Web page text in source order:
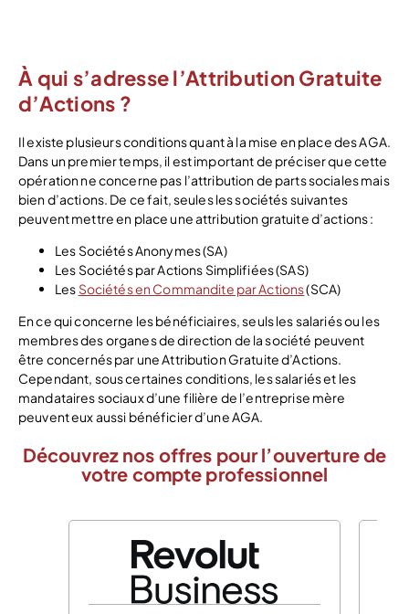
À qui s’adresse l’Attribution Gratuite
d’Actions ?
Il existe plusieurs conditions quant à la mise en place des AGA.
Dans un premier temps, il est important de préciser que cette
opération ne concerne pas l’attribution de parts sociales mais
bien d’actions. De ce fait, seules les sociétés suivantes
peuvent mettre en place une attribution gratuite d’actions :
Les Sociétés Anonymes (SA)
Les Sociétés par Actions Simplifiées (SAS)
Les Sociétés en Commandite par Actions(SCA)
En ce qui concerne les bénéficiaires, seuls les salariés ou les
membres des organes de direction de la société peuvent
être concernés par une Attribution Gratuite d’Actions.
Cependant, sous certaines conditions, les salariés et les
mandataires sociaux d’une filière de l’entreprise mère
peuvent eux aussi bénéficier d’une AGA.
Découvrez nos offres pour l’ouverture de
votre compte professionnel